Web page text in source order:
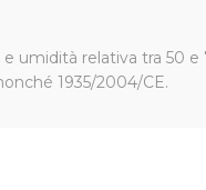
umidità relativa tra 50 e
1935/2004/CE.